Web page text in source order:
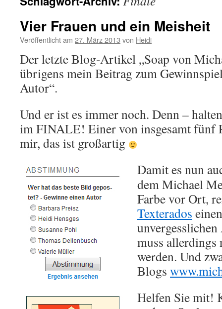
Vier Frauen und ein Meisheit
Veröffentlicht am 27. März 2013 von Heidi
Der letzte Blog-Artikel „Soap von
übrigens mein Beitrag zum
Autor“.
Und er ist es immer noch. Denn –
im FINALE! Einer von insgesamt fünf
mir, das ist großartig
Damit es nun a
dem Michael
Farbe vor Ort,
Texterados
muss allerdings
werden. Und
Blogs
Helfen Sie mit!